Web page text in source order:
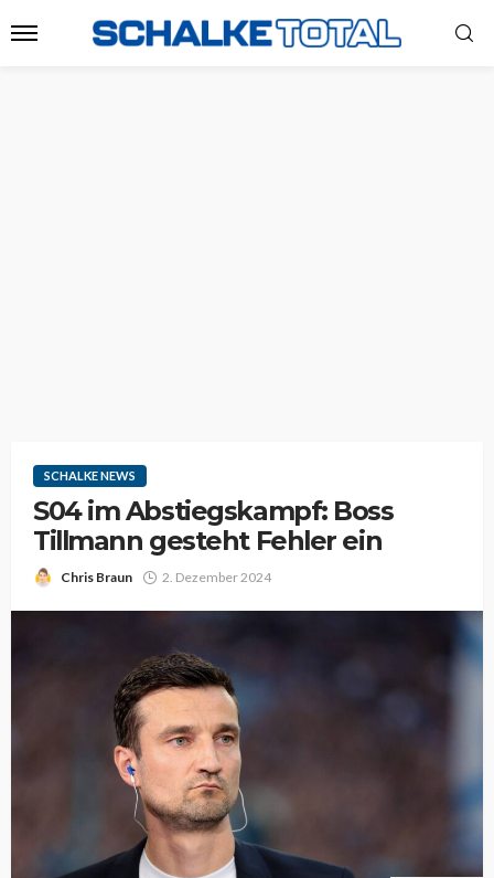
SCHALKE NEWS
S04 im Abstiegskampf: Boss
Tillmann gesteht Fehler ein
Chris Braun 2. Dezember 2024